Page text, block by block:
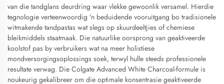
van die tandglans deurdring waar vlekke gewoonlik versamel. Hierdie
tegnologie verteenwoordig 'n beduidende vooruitgang bo tradisionele
witmakende tandpastas wat slegs op skuurdeeltjies of chemiese
bleikmiddels staatmaak. Die natuurlike oorsprong van geaktiveerde
koolstof pas by verbruikers wat na meer holistiese
mondversorgingsoplossings soek, terwyl hulle steeds professionele
resultate verwag. Die Colgate Advanced White Charcoal-formule is
noukeurig gekalibreer om die optimale konsentrasie geaktiveerde